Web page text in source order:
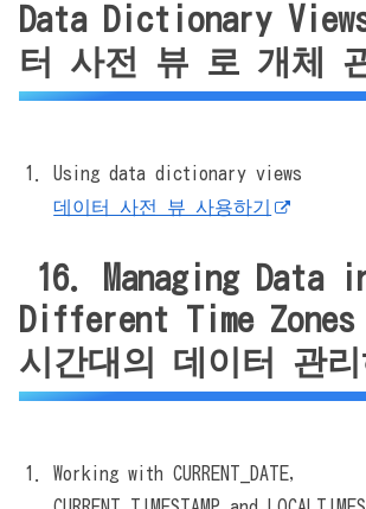
Data Dictionary
터 사전 뷰 로 개체
Using data dictionary views
데이터 사전 뷰 사용하기
16. Managing Data
Different Time
시간대의 데이터 관리
Working with CURRENT_DATE,